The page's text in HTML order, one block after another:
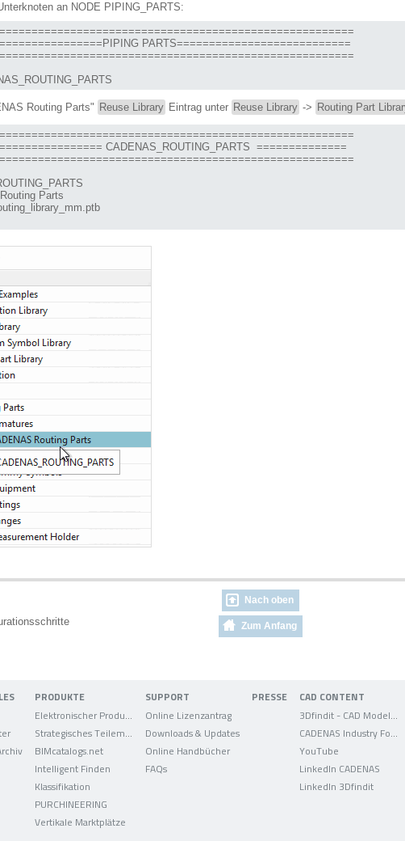
an NODE PIPING_PARTS:
PARTS===========================
Routing Parts" Reuse Library Eintrag unter Reuse Library -> Routing Part
CADENAS_ROUTING_PARTS  ==============
Parts
Nach oben
Zum Anfang
PRODUKTE
BIMcatalogs.net
Intelligent Finden
Klassifikation
PURCHINEERING
Vertikale Marktplätze
SUPPORT
Online Lizenzantrag
Downloads & Updates
Online Handbücher
FAQs
PRESSE CAD CONTENT
YouTube
LinkedIn CADENAS
LinkedIn 3Dfindit